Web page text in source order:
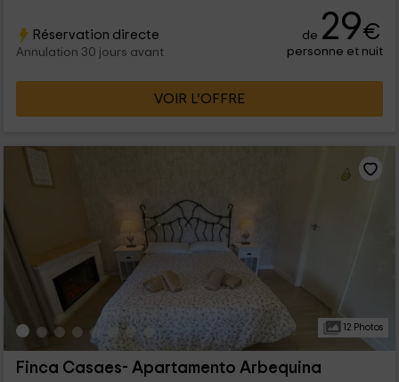
Réservation directe
Annulation 30 jours avant
de 29€
personne et nuit
VOIR L’OFFRE
12 Photos
Finca Casaes- Apartamento Arbequina